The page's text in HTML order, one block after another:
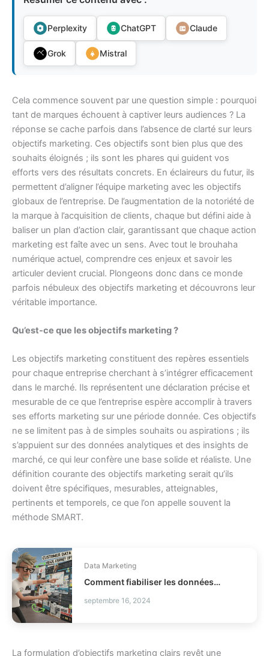
Perplexity ChatGPT Claude
Grok Mistral
Cela commence souvent par une question simple : pourquoi
tant de marques échouent à captiver leurs audiences ? La
réponse se cache parfois dans l’absence de clarté sur leurs
objectifs marketing. Ces objectifs sont bien plus que des
souhaits éloignés ; ils sont les phares qui guident vos
efforts vers des résultats concrets. En éclaireurs du futur, ils
permettent d’aligner l’équipe marketing avec les objectifs
globaux de l’entreprise. De l’augmentation de la notoriété de
la marque à l’acquisition de clients, chaque but défini aide à
baliser un plan d’action clair, garantissant que chaque action
marketing est faîte avec un sens. Avec tout le brouhaha
numérique actuel, comprendre ces enjeux et savoir les
articuler devient crucial. Plongeons donc dans ce monde
parfois nébuleux des objectifs marketing et découvrons leur
véritable importance.
Qu’est-ce que les objectifs marketing ?
Les objectifs marketing constituent des repères essentiels
pour chaque entreprise cherchant à s’intégrer efficacement
dans le marché. Ils représentent une déclaration précise et
mesurable de ce que l’entreprise espère accomplir à travers
ses efforts marketing sur une période donnée. Ces objectifs
ne se limitent pas à de simples souhaits ou aspirations ; ils
s’appuient sur des données analytiques et des insights de
marché, ce qui leur confère une base solide et réaliste. Une
définition courante des objectifs marketing serait qu’ils
doivent être spécifiques, mesurables, atteignables,
pertinents et temporels, ce que l’on appelle souvent la
méthode SMART.
Data Marketing
Comment fiabiliser les données client Braze ?
septembre 16, 2024
La formulation d’objectifs marketing clairs revêt une